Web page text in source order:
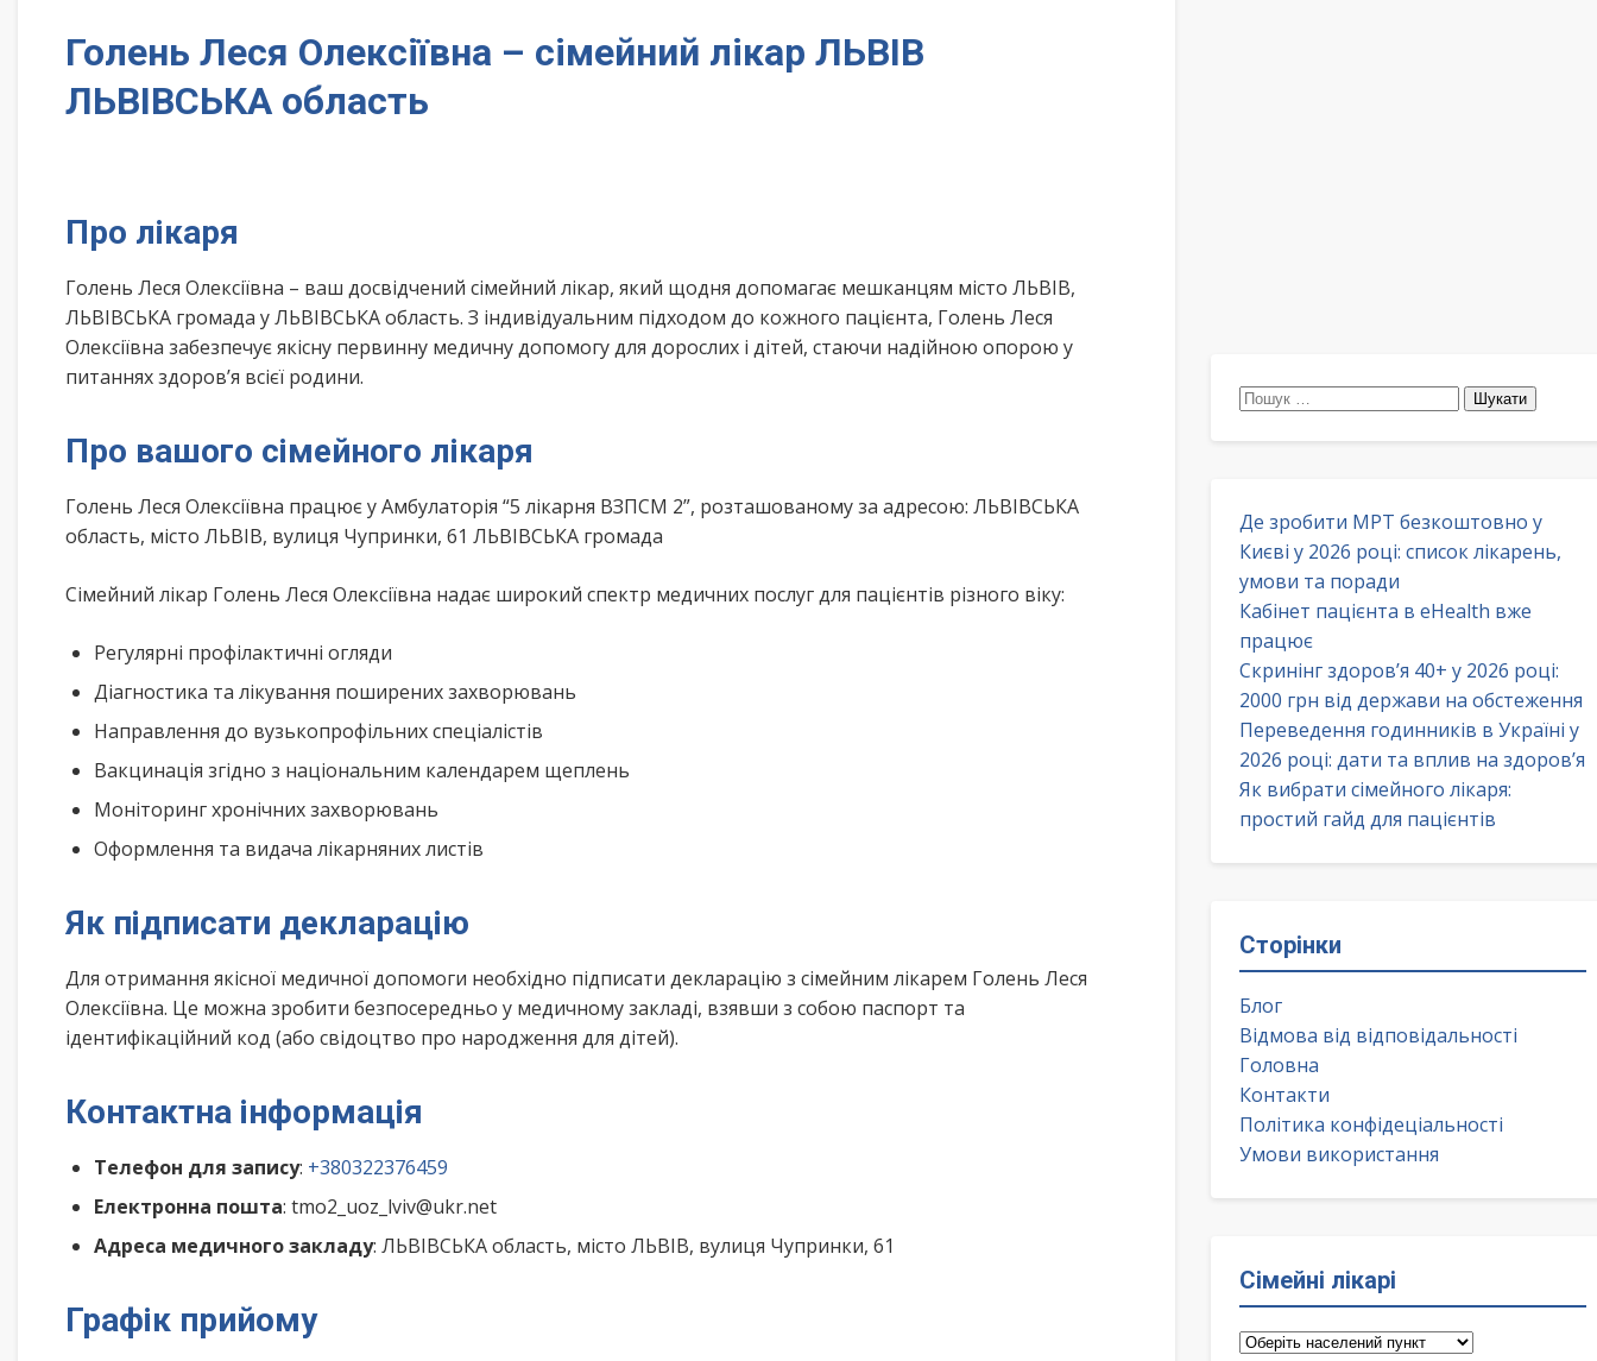
Голень Леся Олексіївна – сімейний лікар ЛЬВІВ
ЛЬВІВСЬКА область
Про лікаря
Голень Леся Олексіївна – ваш досвідчений сімейний лікар, який щодня допомагає мешканцям місто ЛЬВІВ,
ЛЬВІВСЬКА громада у ЛЬВІВСЬКА область. З індивідуальним підходом до кожного пацієнта, Голень Леся
Олексіївна забезпечує якісну первинну медичну допомогу для дорослих і дітей, стаючи надійною опорою у
питаннях здоров’я всієї родини.
Про вашого сімейного лікаря
Голень Леся Олексіївна працює у Амбулаторія “5 лікарня ВЗПСМ 2”, розташованому за адресою: ЛЬВІВСЬКА
область, місто ЛЬВІВ, вулиця Чупринки, 61 ЛЬВІВСЬКА громада
Сімейний лікар Голень Леся Олексіївна надає широкий спектр медичних послуг для пацієнтів різного віку:
Регулярні профілактичні огляди
Діагностика та лікування поширених захворювань
Направлення до вузькопрофільних спеціалістів
Вакцинація згідно з національним календарем щеплень
Моніторинг хронічних захворювань
Оформлення та видача лікарняних листів
Як підписати декларацію
Для отримання якісної медичної допомоги необхідно підписати декларацію з сімейним лікарем Голень Леся
Олексіївна. Це можна зробити безпосередньо у медичному закладі, взявши з собою паспорт та
ідентифікаційний код (або свідоцтво про народження для дітей).
Контактна інформація
Телефон для запису: +380322376459
Електронна пошта: tmo2_uoz_lviv@ukr.net
Адреса медичного закладу: ЛЬВІВСЬКА область, місто ЛЬВІВ, вулиця Чупринки, 61
Графік прийому
Пошук:
Де зробити МРТ безкоштовно у
Києві у 2026 році: список лікарень,
умови та поради
Кабінет пацієнта в eHealth вже
працює
Скринінг здоров’я 40+ у 2026 році:
2000 грн від держави на обстеження
Переведення годинників в Україні у
2026 році: дати та вплив на здоров’я
Як вибрати сімейного лікаря:
простий гайд для пацієнтів
Сторінки
Блог
Відмова від відповідальності
Головна
Контакти
Політика конфідеціальності
Умови використання
Сімейні лікарі
Сімейні